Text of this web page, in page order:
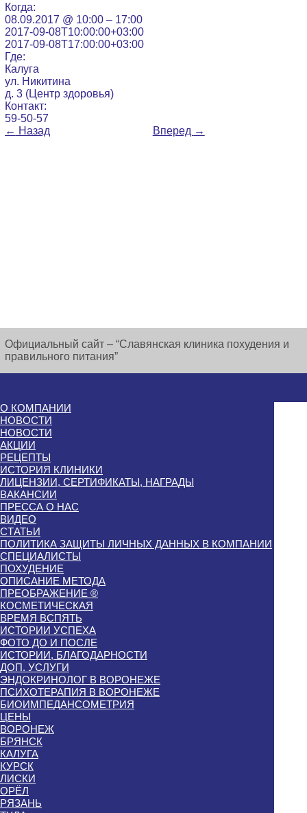
Когда:
08.09.2017 @ 10:00 – 17:00
2017-09-08T10:00:00+03:00
2017-09-08T17:00:00+03:00
Где:
Калуга
ул. Никитина
д. 3 (Центр здоровья)
Контакт:
59-50-57
← Назад Вперед →
Официальный сайт – “Славянская клиника похудения и
правильного питания”
О КОМПАНИИ
НОВОСТИ
НОВОСТИ
АКЦИИ
РЕЦЕПТЫ
ИСТОРИЯ КЛИНИКИ
ЛИЦЕНЗИИ, СЕРТИФИКАТЫ, НАГРАДЫ
ВАКАНСИИ
ПРЕССА О НАС
ВИДЕО
СТАТЬИ
ПОЛИТИКА ЗАЩИТЫ ЛИЧНЫХ ДАННЫХ В КОМПАНИИ
СПЕЦИАЛИСТЫ
ПОХУДЕНИЕ
ОПИСАНИЕ МЕТОДА
ПРЕОБРАЖЕНИЕ ®
КОСМЕТИЧЕСКАЯ
ВРЕМЯ ВСПЯТЬ
ИСТОРИИ УСПЕХА
ФОТО ДО И ПОСЛЕ
ИСТОРИИ, БЛАГОДАРНОСТИ
ДОП. УСЛУГИ
ЭНДОКРИНОЛОГ В ВОРОНЕЖЕ
ПСИХОТЕРАПИЯ В ВОРОНЕЖЕ
БИОИМПЕДАНСОМЕТРИЯ
ЦЕНЫ
ВОРОНЕЖ
БРЯНСК
КАЛУГА
КУРСК
ЛИСКИ
ОРЁЛ
РЯЗАНЬ